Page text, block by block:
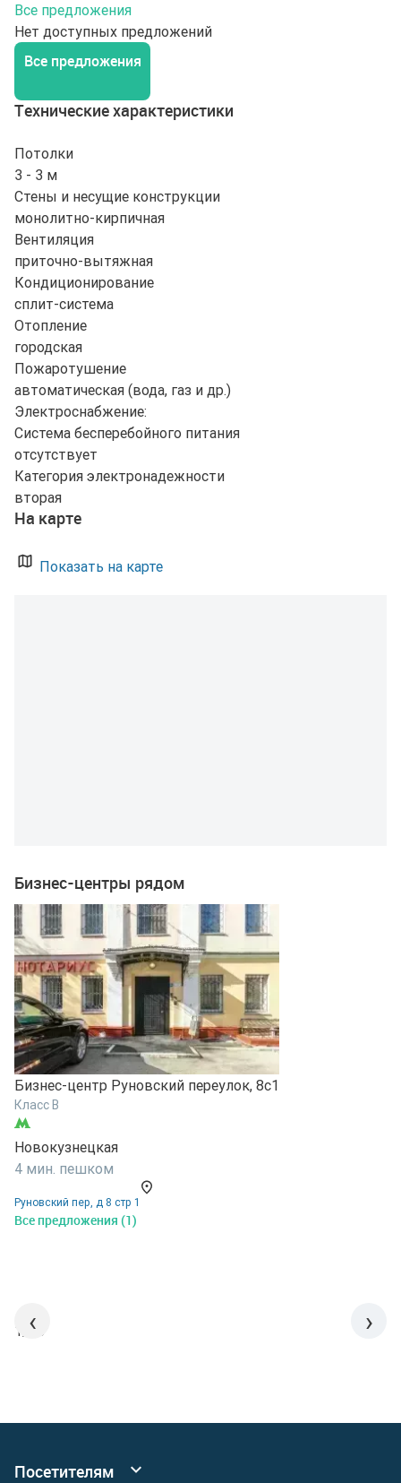
Все предложения
Нет доступных предложений
Все предложения
Технические характеристики
Потолки
3 - 3 м
Стены и несущие конструкции
монолитно-кирпичная
Вентиляция
приточно-вытяжная
Кондиционирование
сплит-система
Отопление
городская
Пожаротушение
автоматическая (вода, газ и др.)
Электроснабжение:
Система бесперебойного питания
отсутствует
Категория электронадежности
вторая
На карте
Показать на карте
Бизнес-центры рядом
Бизнес-центр Руновский переулок, 8с1
Класс B
Новокузнецкая
4 мин. пешком
Руновский пер, д 8 стр 1
Все предложения (1)
‹ ›
1/15
Посетителям